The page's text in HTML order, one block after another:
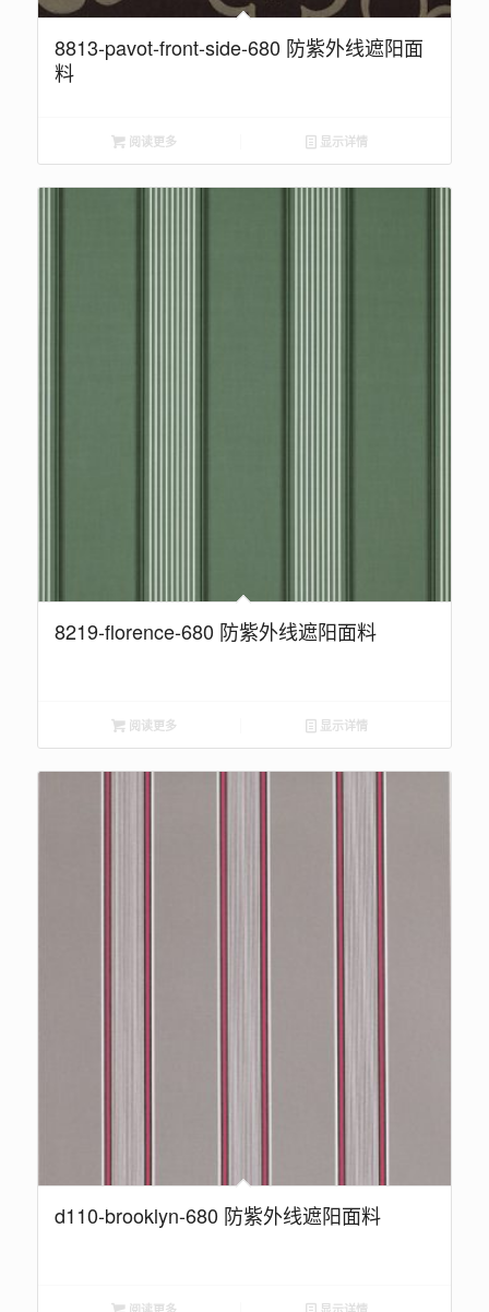
8813-pavot-front-side-680 防紫外线遮阳面
料
阅读更多 显示详情
8219-florence-680 防紫外线遮阳面料
阅读更多 显示详情
d110-brooklyn-680 防紫外线遮阳面料